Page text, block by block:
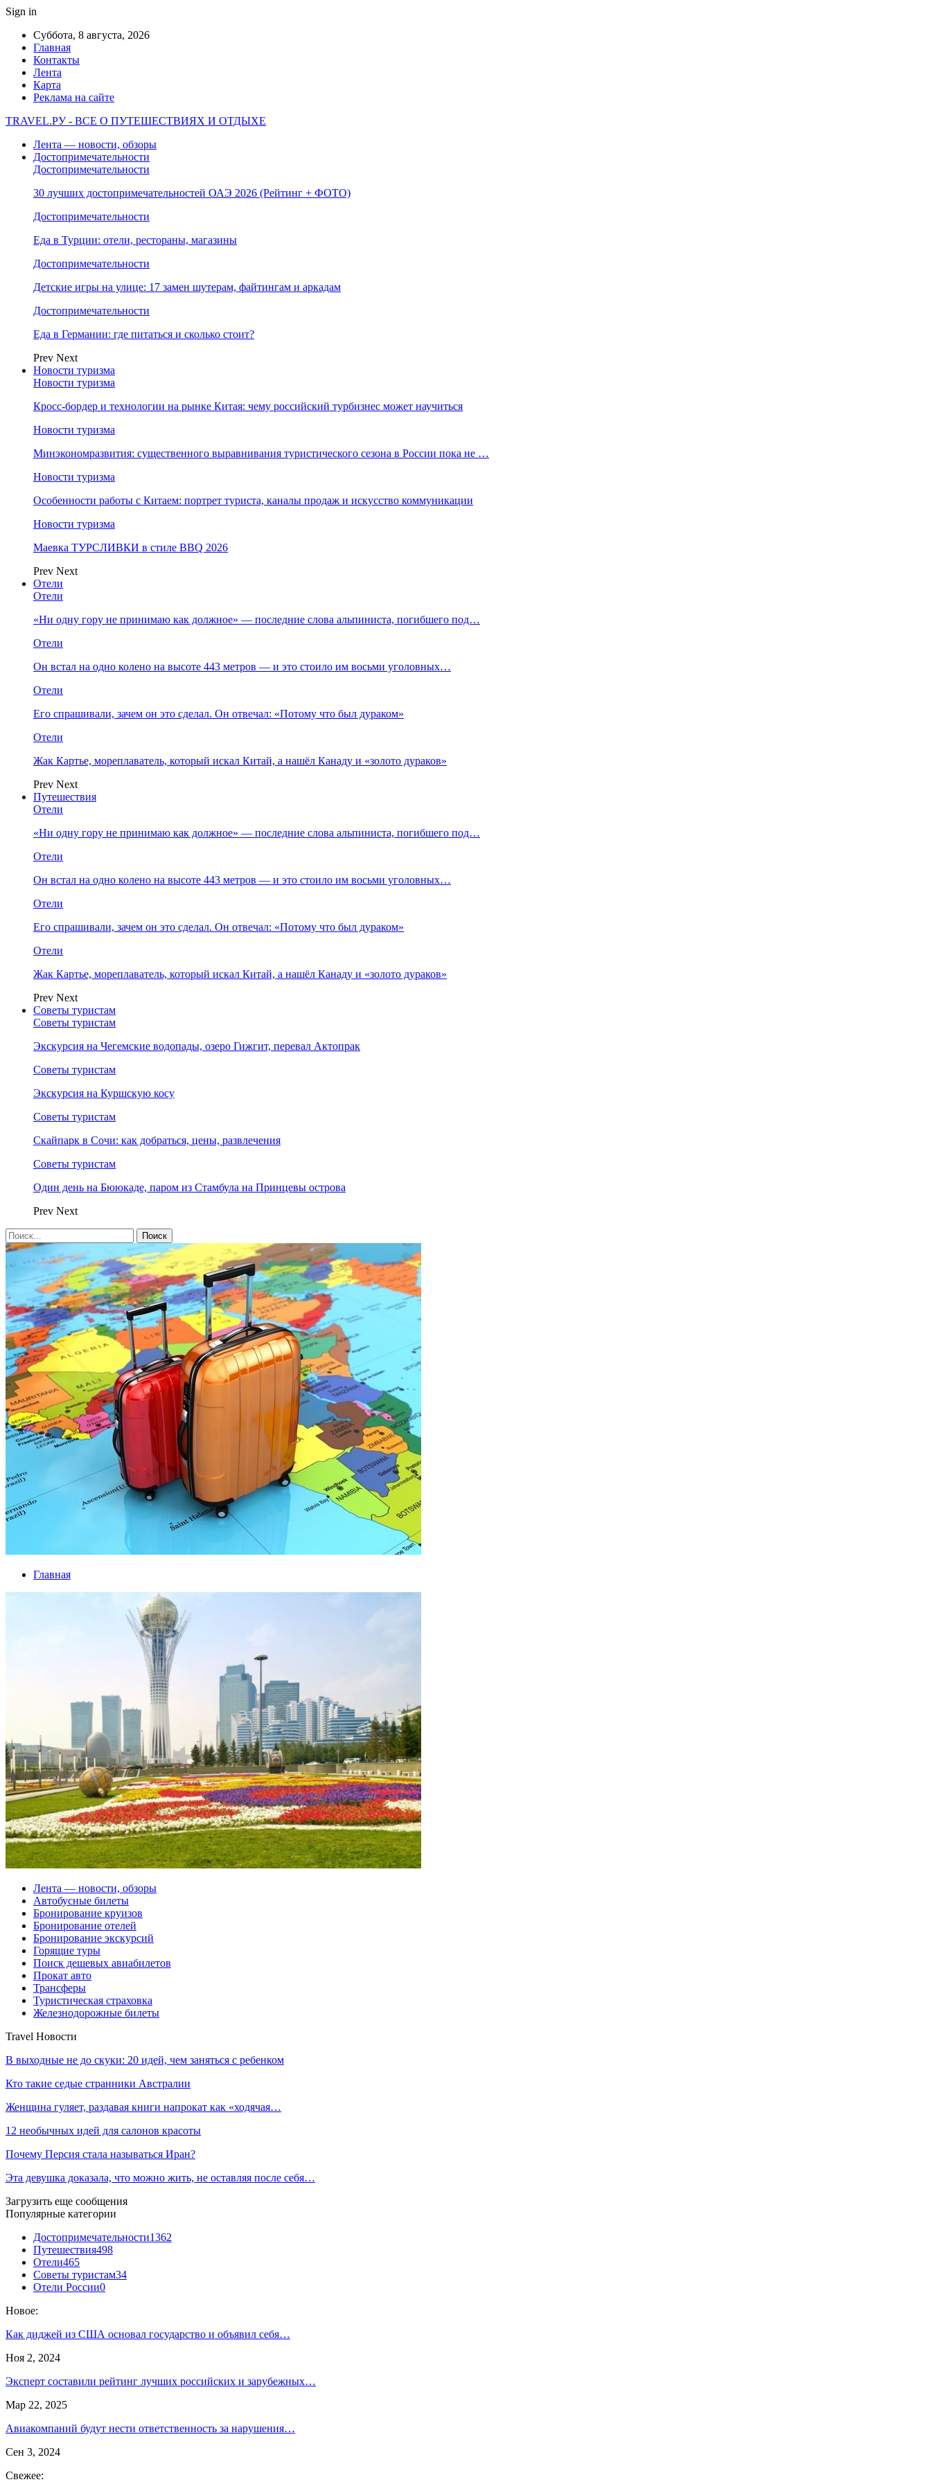
Sign in
Суббота, 8 августа, 2026
Главная
Контакты
Лента
Карта
Реклама на сайте
TRAVEL.РУ - ВСЕ О ПУТЕШЕСТВИЯХ И ОТДЫХЕ
Лента — новости, обзоры
Достопримечательности
Достопримечательности
30 лучших достопримечательностей ОАЭ 2026 (Рейтинг + ФОТО)
Достопримечательности
Еда в Турции: отели, рестораны, магазины
Достопримечательности
Детские игры на улице: 17 замен шутерам, файтингам и аркадам
Достопримечательности
Еда в Германии: где питаться и сколько стоит?
Prev Next
Новости туризма
Новости туризма
Кросс-бордер и технологии на рынке Китая: чему российский турбизнес может научиться
Новости туризма
Минэкономразвития: существенного выравнивания туристического сезона в России пока не …
Новости туризма
Особенности работы с Китаем: портрет туриста, каналы продаж и искусство коммуникации
Новости туризма
Маевка ТУРСЛИВКИ в стиле BBQ 2026
Prev Next
Отели
Отели
«Ни одну гору не принимаю как должное» — последние слова альпиниста, погибшего под…
Отели
Он встал на одно колено на высоте 443 метров — и это стоило им восьми уголовных…
Отели
Его спрашивали, зачем он это сделал. Он отвечал: «Потому что был дураком»
Отели
Жак Картье, мореплаватель, который искал Китай, а нашёл Канаду и «золото дураков»
Prev Next
Путешествия
Отели
«Ни одну гору не принимаю как должное» — последние слова альпиниста, погибшего под…
Отели
Он встал на одно колено на высоте 443 метров — и это стоило им восьми уголовных…
Отели
Его спрашивали, зачем он это сделал. Он отвечал: «Потому что был дураком»
Отели
Жак Картье, мореплаватель, который искал Китай, а нашёл Канаду и «золото дураков»
Prev Next
Советы туристам
Советы туристам
Экскурсия на Чегемские водопады, озеро Гижгит, перевал Актопрак
Советы туристам
Экскурсия на Куршскую косу
Советы туристам
Скайпарк в Сочи: как добраться, цены, развлечения
Советы туристам
Один день на Бююкаде, паром из Стамбула на Принцевы острова
Prev Next
Главная
Лента — новости, обзоры
Автобусные билеты
Бронирование круизов
Бронирование отелей
Бронирование экскурсий
Горящие туры
Поиск дешевых авиабилетов
Прокат авто
Трансферы
Туристическая страховка
Железнодорожные билеты
Travel Новости
В выходные не до скуки: 20 идей, чем заняться с ребенком
Кто такие седые странники Австралии
Женщина гуляет, раздавая книги напрокат как «ходячая…
12 необычных идей для салонов красоты
Почему Персия стала называться Иран?
Эта девушка доказала, что можно жить, не оставляя после себя…
Загрузить еще сообщения
Популярные категории
Достопримечательности1362
Путешествия498
Отели465
Советы туристам34
Отели России0
Новое:
Как диджей из США основал государство и объявил себя…
Ноя 2, 2024
Эксперт составили рейтинг лучших российских и зарубежных…
Мар 22, 2025
Авиакомпаний будут нести ответственность за нарушения…
Сен 3, 2024
Свежее: